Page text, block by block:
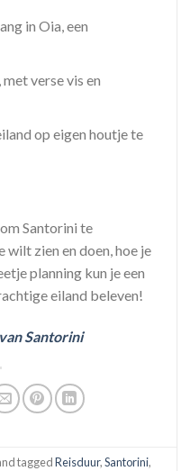
in Oia, een
verse vis en
op eigen houtje te
Santorini te
zien en doen, hoe je
planning kun je een
eiland beleven!
Santorini
taggedReisduur,Santorini,